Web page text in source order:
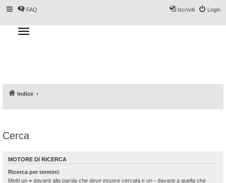
FAQ Login
Iscriviti
T
o
g
a
t
Indice
Cerca
MOTORE DI RICERCA
Ricerca per termini:
Metti un + davanti alla parola che deve essere cercata e un - davanti a quella che